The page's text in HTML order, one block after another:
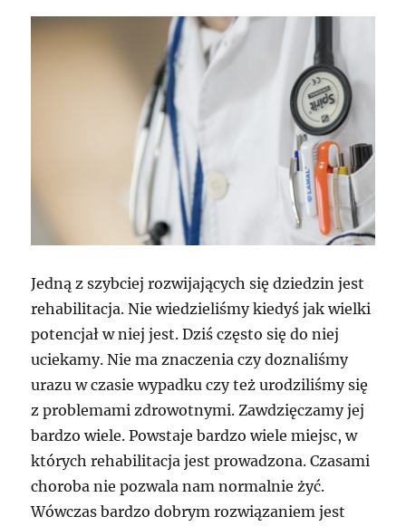
Jedną z szybciej rozwijających się dziedzin jest
rehabilitacja. Nie wiedzieliśmy kiedyś jak wielki
potencjał w niej jest. Dziś często się do niej
uciekamy. Nie ma znaczenia czy doznaliśmy
urazu w czasie wypadku czy też urodziliśmy się
z problemami zdrowotnymi. Zawdzięczamy jej
bardzo wiele. Powstaje bardzo wiele miejsc, w
których rehabilitacja jest prowadzona. Czasami
choroba nie pozwala nam normalnie żyć.
Wówczas bardzo dobrym rozwiązaniem jest